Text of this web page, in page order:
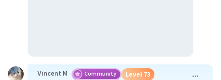
Vincent M Community Level 73